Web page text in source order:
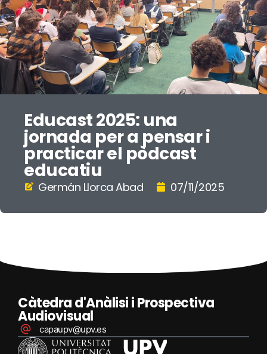
Educast 2025: una
jornada per a pensar i
practicar el pòdcast
educatiu
Germán Llorca Abad 07/11/2025
Càtedra d'Anàlisi i Prospectiva
Audiovisual
capaupv@upv.es